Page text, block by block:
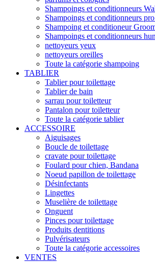
Shampoings et conditionneurs
Shampoings et conditionneurs
Shampoing et conditioneur
Shampoings et conditionneurs
nettoyeurs yeux
nettoyeurs oreilles
Toute la catégorie shampoing
TABLIER
Tablier pour toilettage
Tablier de bain
sarrau pour toiletteur
Pantalon pour toiletteur
Toute la catégorie tablier
ACCESSOIRE
Aiguisages
Boucle de toilettage
cravate pour toilettage
Foulard pour chien, Bandana
Noeud papillon de toilettage
Désinfectants
Lingettes
Muselière de toilettage
Onguent
Pinces pour toilettage
Produits dentitions
Pulvérisateurs
Toute la catégorie accessoires
VENTES